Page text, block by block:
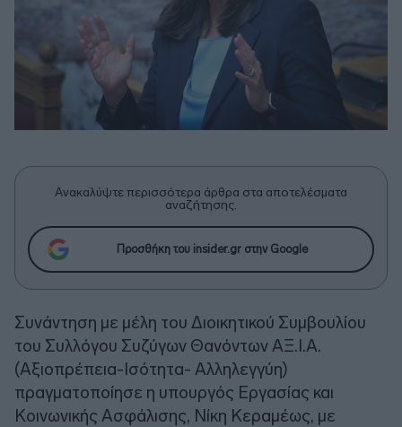
Ανακαλύψτε περισσότερα άρθρα στα αποτελέσματα
αναζήτησης.
Προσθήκη του insider.gr στην Google
Συνάντηση με μέλη του Διοικητικού Συμβουλίου
του Συλλόγου Συζύγων Θανόντων ΑΞ.Ι.Α.
(Αξιοπρέπεια-Ισότητα- Αλληλεγγύη)
πραγματοποίησε η υπουργός Εργασίας και
Κοινωνικής Ασφάλισης, Νίκη Κεραμέως, με